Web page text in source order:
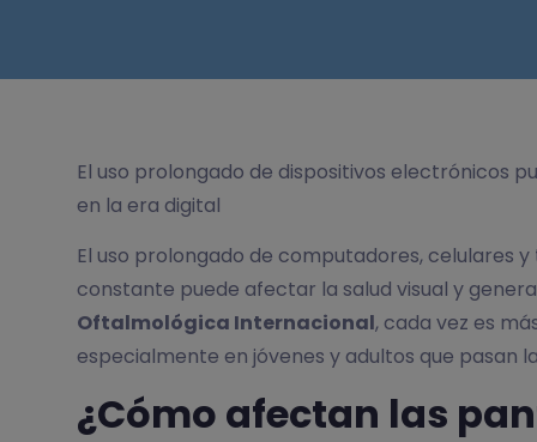
El uso prolongado de dispositivos electrónicos
en la era digital
El uso prolongado de computadores, celulares
constante puede afectar la salud visual y
Oftalmológica Internacional, cada vez es
especialmente en jóvenes y adultos que pasan
¿Cómo afectan las